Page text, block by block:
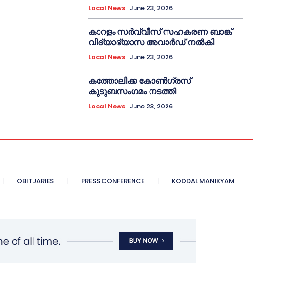
Local News June 23, 2026
കാറളം സർവ്വീസ് സഹകരണ ബാങ്ക്
വിദ്യാഭ്യാസ അവാർഡ് നൽകി
Local News June 23, 2026
കത്തോലിക്ക കോൺഗ്രസ്
കുടുബസംഗമം നടത്തി
Local News June 23, 2026
OBITUARIES PRESS CONFERENCE KOODAL MANIKYAM